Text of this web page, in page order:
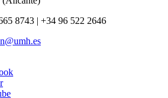
8743 | +34 96 522 2646